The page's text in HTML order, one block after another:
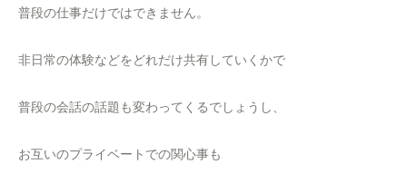
普段の仕事だけではできません。
非日常の体験などをどれだけ共有していくかで
普段の会話の話題も変わってくるでしょうし、
お互いのプライベートでの関心事も